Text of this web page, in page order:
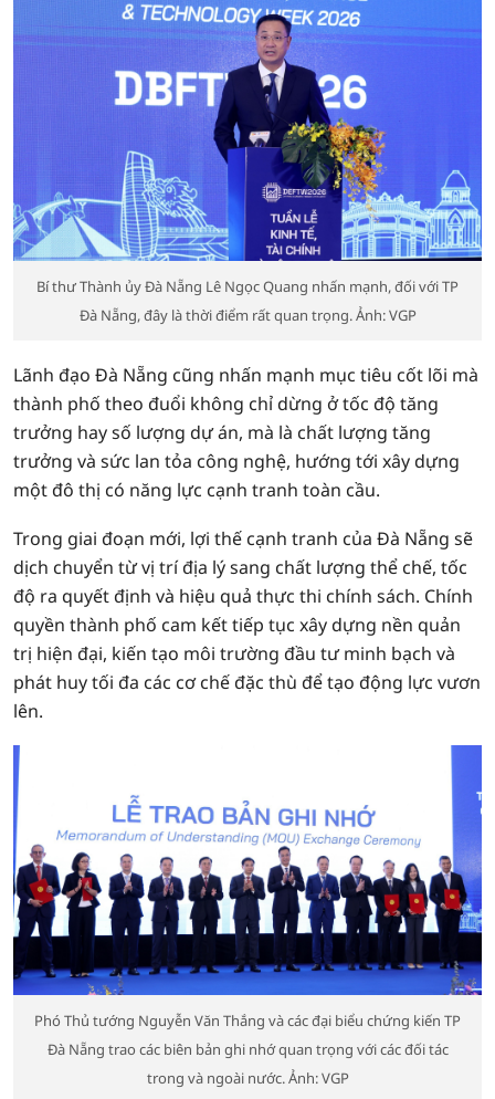
Bí thư Thành ủy Đà Nẵng Lê Ngọc Quang nhấn mạnh, đối với TP
Đà Nẵng, đây là thời điểm rất quan trọng. Ảnh: VGP
Lãnh đạo Đà Nẵng cũng nhấn mạnh mục tiêu cốt lõi mà
thành phố theo đuổi không chỉ dừng ở tốc độ tăng
trưởng hay số lượng dự án, mà là chất lượng tăng
trưởng và sức lan tỏa công nghệ, hướng tới xây dựng
một đô thị có năng lực cạnh tranh toàn cầu.
Trong giai đoạn mới, lợi thế cạnh tranh của Đà Nẵng sẽ
dịch chuyển từ vị trí địa lý sang chất lượng thể chế, tốc
độ ra quyết định và hiệu quả thực thi chính sách. Chính
quyền thành phố cam kết tiếp tục xây dựng nền quản
trị hiện đại, kiến tạo môi trường đầu tư minh bạch và
phát huy tối đa các cơ chế đặc thù để tạo động lực vươn
lên.
Phó Thủ tướng Nguyễn Văn Thắng và các đại biểu chứng kiến TP
Đà Nẵng trao các biên bản ghi nhớ quan trọng với các đối tác
trong và ngoài nước. Ảnh: VGP